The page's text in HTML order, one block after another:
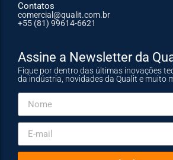
Contatos
comercial@qualit.com.br
+55 (81) 99614-6621
Assine a Newsletter da
Fique por dentro das últimas inovações
da indústria, novidades da Qualit e muito